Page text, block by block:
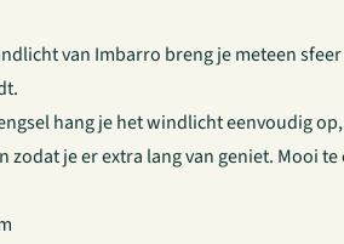
van Imbarro breng je meteen
hang je het windlicht eenvoudig
zodat je er extra lang van geniet. Mooi